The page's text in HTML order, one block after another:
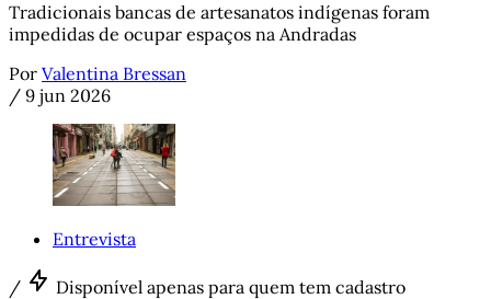
Tradicionais bancas de artesanatos indígenas foram
impedidas de ocupar espaços na Andradas
Por Valentina Bressan
/ 9 jun 2026
Entrevista
/ Disponível apenas para quem tem cadastro